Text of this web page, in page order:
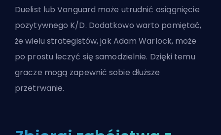
Duelist lub Vanguard może utrudnić osiągnięcie
pozytywnego K/D. Dodatkowo warto pamiętać,
że wielu strategistów, jak Adam Warlock, może
po prostu leczyć się samodzielnie. Dzięki temu
gracze mogą zapewnić sobie dłuższe
przetrwanie.